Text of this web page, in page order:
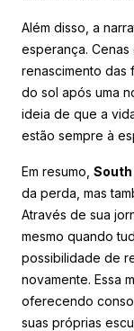
Além disso, a
esperança.
renascimento das
do sol após uma
ideia de que a
estão sempre à
Em resumo,
da perda, mas
Através de sua
mesmo quando
possibilidade de
novamente. Essa
oferecendo
suas próprias